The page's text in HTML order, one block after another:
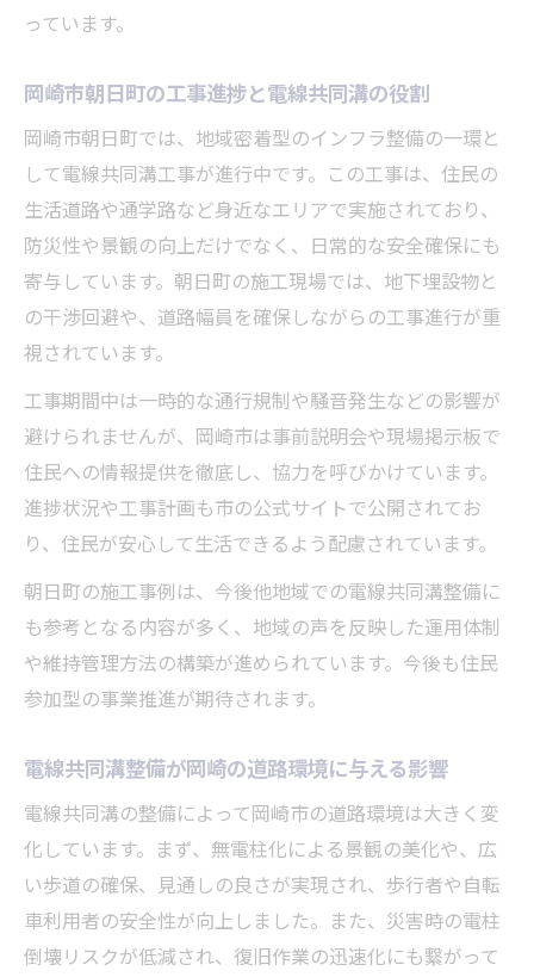
っています。
岡崎市朝日町の工事進捗と電線共同溝の役割
岡崎市朝日町では、地域密着型のインフラ整備の一環と
して電線共同溝工事が進行中です。この工事は、住民の
生活道路や通学路など身近なエリアで実施されており、
防災性や景観の向上だけでなく、日常的な安全確保にも
寄与しています。朝日町の施工現場では、地下埋設物と
の干渉回避や、道路幅員を確保しながらの工事進行が重
視されています。
工事期間中は一時的な通行規制や騒音発生などの影響が
避けられませんが、岡崎市は事前説明会や現場掲示板で
住民への情報提供を徹底し、協力を呼びかけています。
進捗状況や工事計画も市の公式サイトで公開されてお
り、住民が安心して生活できるよう配慮されています。
朝日町の施工事例は、今後他地域での電線共同溝整備に
も参考となる内容が多く、地域の声を反映した運用体制
や維持管理方法の構築が進められています。今後も住民
参加型の事業推進が期待されます。
電線共同溝整備が岡崎の道路環境に与える影響
電線共同溝の整備によって岡崎市の道路環境は大きく変
化しています。まず、無電柱化による景観の美化や、広
い歩道の確保、見通しの良さが実現され、歩行者や自転
車利用者の安全性が向上しました。また、災害時の電柱
倒壊リスクが低減され、復旧作業の迅速化にも繋がって